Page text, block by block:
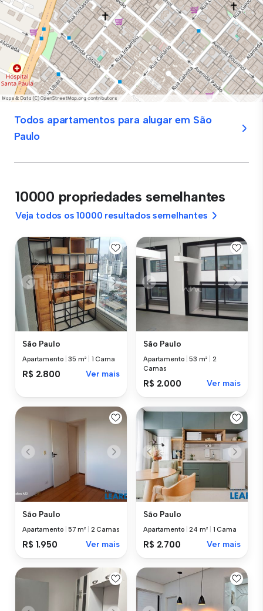
Todos apartamentos para alugar em São
Paulo
10000 propriedades semelhantes
Veja todos os 10000 resultados semelhantes
São Paulo
Apartamento |35 m² 1 Cama
R$ 2.800 Ver mais
São Paulo
Apartamento |53 m²
2
Camas
R$ 2.000 Ver mais
São Paulo
Apartamento |57 m² 2 Camas
R$ 1.950 Ver mais
São Paulo
Apartamento |24 m² 1 Cama
R$ 2.700 Ver mais